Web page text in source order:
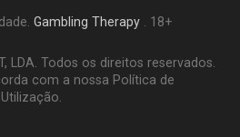
Gambling Therapy. 18+
LDA. Todos os direitos reservados.
com a nossa Política de